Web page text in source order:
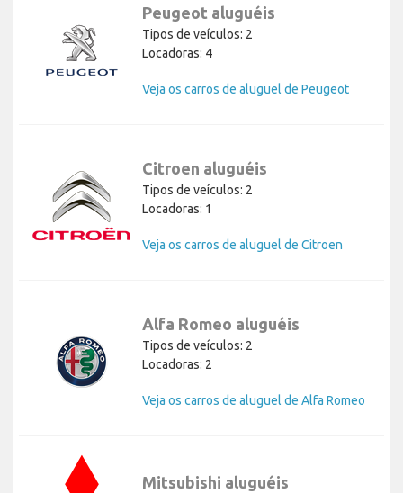
Peugeot aluguéis
Tipos de veículos: 2
Locadoras: 4
Veja os carros de aluguel de Peugeot
Citroen aluguéis
Tipos de veículos: 2
Locadoras: 1
Veja os carros de aluguel de Citroen
Alfa Romeo aluguéis
Tipos de veículos: 2
Locadoras: 2
Veja os carros de aluguel de Alfa Romeo
Mitsubishi aluguéis